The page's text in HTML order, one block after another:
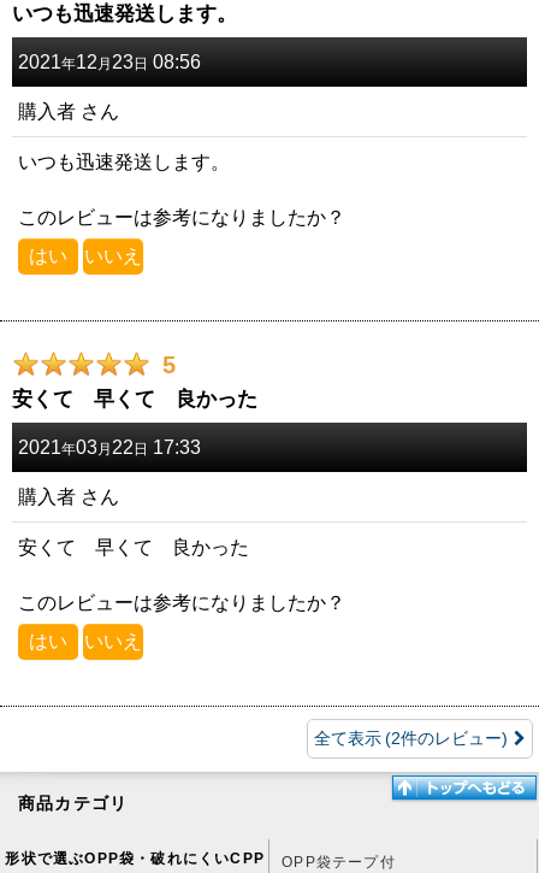
いつも迅速発送します。
2021年12 月 23日 08:56
購入者 さん
いつも迅速発送します。
このレビューは参考になりましたか？
はい いいえ
5
安くて 早くて 良かった
2021年03月 22 日 17:33
購入者 さん
安くて 早くて 良かった
このレビューは参考になりましたか？
はい いいえ
全て表示 (2件のレビュー)
商品カテゴリ
形状で選ぶOPP袋・破れにくいCPP
OPP袋テープ付